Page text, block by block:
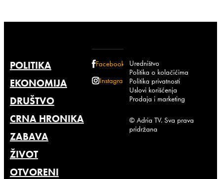
POLITIKA
EKONOMIJA
DRUŠTVO
CRNA HRONIKA
ZABAVA
ŽIVOT
OTVORENI
Facebook
Instagram
Uredništvo
Politika o kolačićima
Politika privatnosti
Uslovi korišćenja
Prodaja i marketing
© Adria TV. Sva prava
pridržana